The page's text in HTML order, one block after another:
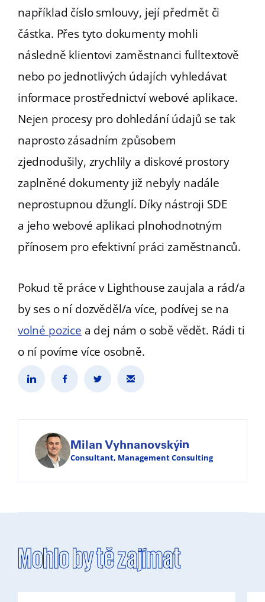
například číslo smlouvy, její předmět či
částka. Přes tyto dokumenty mohli
následně klientovi zaměstnanci fulltextově
nebo po jednotlivých údajích vyhledávat
informace prostřednictví webové aplikace.
Nejen procesy pro dohledání údajů se tak
naprosto zásadním způsobem
zjednodušily, zrychlily a diskové prostory
zaplněné dokumenty již nebyly nadále
neprostupnou džunglí. Díky nástroji SDE
a jeho webové aplikaci plnohodnotným
přínosem pro efektivní práci zaměstnanců.
Pokud tě práce v Lighthouse zaujala a rád/a
by ses o ní dozvěděl/a více, podívej se na
volné pozice a dej nám o sobě vědět. Rádi ti
o ní povíme více osobně.
Milan Vyhnanovský
Consultant, Management Consulting
Mohlo by tě zajímat